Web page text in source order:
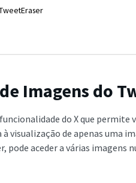
Imagens do
do X que permite
visualização de apenas uma
pode aceder a várias imagens